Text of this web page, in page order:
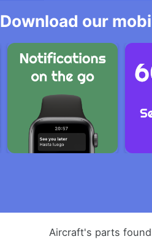
Download our
Aircraft's parts